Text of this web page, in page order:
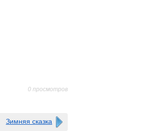
0 просмотров
Зимняя сказка